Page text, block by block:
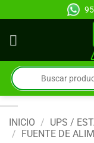
al
contenido
Búsqueda
de
productos
INICIO / UPS /
/ FUENTE DE